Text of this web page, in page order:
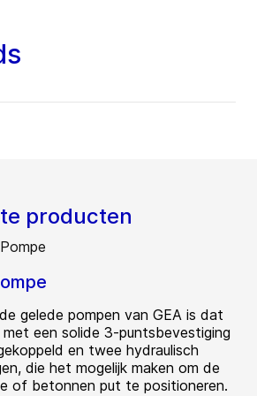
producten
gelede pompen van GEA is dat
een solide 3-puntsbevestiging
en twee hydraulisch
die het mogelijk maken om de
of betonnen put te positioneren.